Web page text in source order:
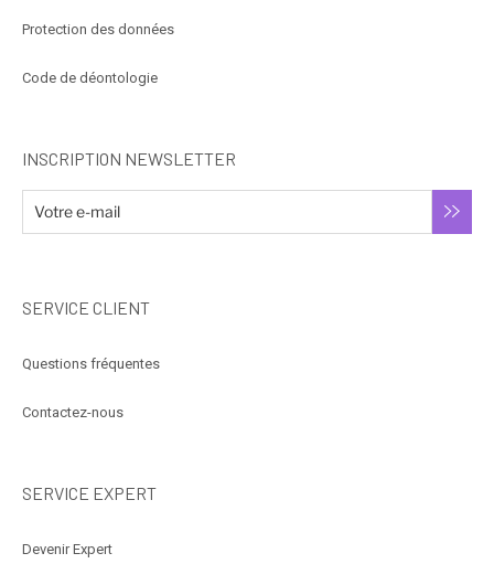
Protection des données
Code de déontologie
INSCRIPTION NEWSLETTER
SERVICE CLIENT
Questions fréquentes
Contactez-nous
SERVICE EXPERT
Devenir Expert